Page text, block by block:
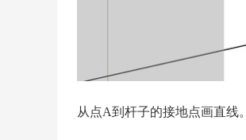
从点A到杆子的接地点画直线。